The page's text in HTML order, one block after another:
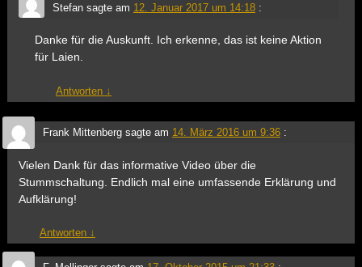
Stefansagte am 12. Januar 2017 um 14:18 :
Danke für die Auskunft. Ich erkenne, das ist keine Aktion
für Laien.
Antworten ↓
Frank Mittenbergsagte am 14. März 2016 um 9:36 :
Vielen Dank für das informative Video über die
Stummschaltung. Endlich mal eine umfassende Erklärung und
Aufklärung!
Antworten ↓